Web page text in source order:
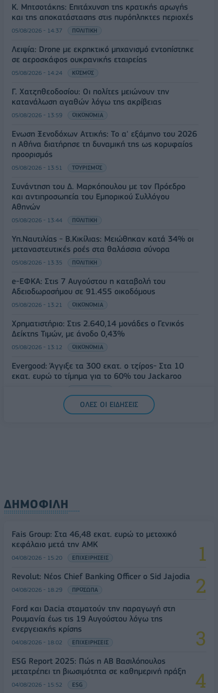
Κ. Μητσοτάκης: Επιτάχυνση της κρατικής αρωγής
και της αποκατάστασης στις πυρόπληκτες περιοχές
05/08/2026 - 14:37 ΠΟΛΙΤΙΚΗ
Λειψία: Drone με εκρηκτικό μηχανισμό εντοπίστηκε
σε αεροσκάφος ουκρανικής εταιρείας
05/08/2026 - 14:24 ΚΟΣΜΟΣ
Γ. Χατζηθεοδοσίου: Οι πολίτες μειώνουν την
κατανάλωση αγαθών λόγω της ακρίβειας
05/08/2026 - 13:59 ΟΙΚΟΝΟΜΙΑ
Ένωση Ξενοδόχων Αττικής: Το α' εξάμηνο του 2026
η Αθήνα διατήρησε τη δυναμική της ως κορυφαίος
προορισμός
05/08/2026 - 13:51 ΤΟΥΡΙΣΜΟΣ
Συνάντηση του Δ. Μαρκόπουλου με τον Πρόεδρο
και αντιπροσωπεία του Εμπορικού Συλλόγου
Αθηνών
05/08/2026 - 13:44 ΠΟΛΙΤΙΚΗ
Υπ.Ναυτιλίας - B.Κικίλιας: Μειώθηκαν κατά 34% οι
μεταναστευτικές ροές στα θαλάσσια σύνορα
05/08/2026 - 13:35 ΠΟΛΙΤΙΚΗ
e-ΕΦΚΑ: Στις 7 Αυγούστου η καταβολή του
Αδειοδωροσήμου σε 91.455 οικοδόμους
05/08/2026 - 13:21 ΟΙΚΟΝΟΜΙΑ
Χρηματιστήριο: Στις 2.640,14 μονάδες ο Γενικός
Δείκτης Τιμών, με άνοδο 0,43%
05/08/2026 - 13:12 ΟΙΚΟΝΟΜΙΑ
Evergood: Άγγιξε τα 300 εκατ. ο τζίρος- Στα 10
εκατ. ευρώ το τίμημα για το 60% του Jackaroo
ΟΛΕΣ ΟΙ ΕΙΔΗΣΕΙΣ
ΔΗΜΟΦΙΛΗ
Fais Group: Στα 46,48 εκατ. ευρώ το μετοχικό
κεφάλαιο μετά την ΑΜΚ
04/08/2026 - 15:20 ΕΠΙΧΕΙΡΗΣΕΙΣ
Revolut: Νέος Chief Banking Officer ο Sid Jajodia
04/08/2026 - 18:29 ΠΡΟΣΩΠΑ
Ford και Dacia σταματούν την παραγωγή στη
Ρουμανία έως τις 19 Αυγούστου λόγω της
ενεργειακής κρίσης
04/08/2026 - 18:02 ΕΠΙΧΕΙΡΗΣΕΙΣ
ESG Report 2025: Πώς η ΑΒ Βασιλόπουλος
μετατρέπει τη βιωσιμότητα σε καθημερινή πράξη
04/08/2026 - 15:52 ESG